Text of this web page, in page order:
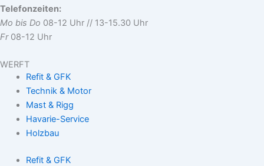
Telefonzeiten:
Mo bis Do 08-12 Uhr // 13-15.30 Uhr
Fr 08-12 Uhr
WERFT
Refit & GFK
Technik & Motor
Mast & Rigg
Havarie-Service
Holzbau
Refit & GFK